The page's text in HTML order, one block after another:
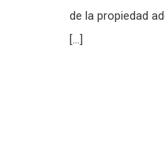
de la propiedad
[…]